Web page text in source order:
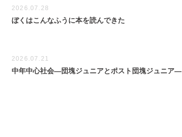
2026.07.28
ぼくはこんなふうに本を読んできた
2026.07.21
中年中心社会―団塊ジュニアとポスト団塊ジュニア―